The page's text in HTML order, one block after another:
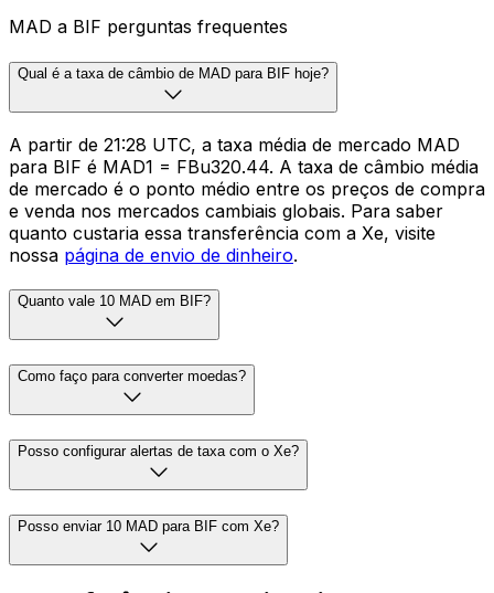
MAD a BIF perguntas frequentes
Qual é a taxa de câmbio de MAD para BIF hoje?
A partir de 21:28 UTC, a taxa média de mercado MAD
para BIF é MAD1 = FBu320.44. A taxa de câmbio média
de mercado é o ponto médio entre os preços de compra
e venda nos mercados cambiais globais. Para saber
quanto custaria essa transferência com a Xe, visite
nossa página de envio de dinheiro.
Quanto vale 10 MAD em BIF?
Como faço para converter moedas?
Posso configurar alertas de taxa com o Xe?
Posso enviar 10 MAD para BIF com Xe?